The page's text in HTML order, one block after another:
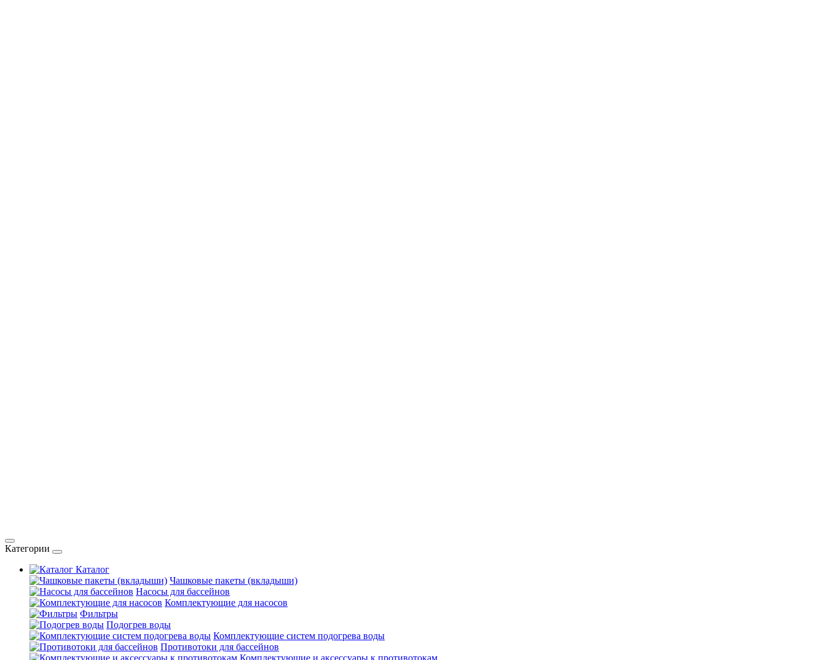
Категории
Каталог
Чашковые пакеты (вкладыши)
Насосы для бассейнов
Комплектующие для насосов
Фильтры
Подогрев воды
Комплектующие систем подогрева воды
Противотоки для бассейнов
Комплектующие и аксессуары к противотокам